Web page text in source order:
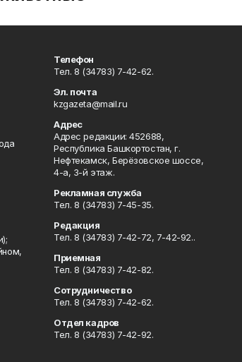
Телефон
Тел. 8 (34783) 7-42-62.
Эл. почта
kzgazeta@mail.ru
Адрес
Адрес редакции: 452688,
Республика Башкортостан, г.
Нефтекамск, Берёзовское шоссе,
4-а, 3-й этаж.
Рекламная служба
Тел. 8 (34783) 7-45-35.
Редакция
Тел. 8 (34783) 7-42-72, 7-42-92..
Приемная
Тел. 8 (34783) 7-42-82.
Сотрудничество
Тел. 8 (34783) 7-42-62.
Отдел кадров
Тел. 8 (34783) 7-42-92.